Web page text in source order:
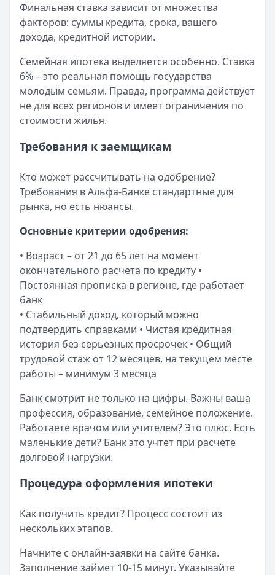
Финальная ставка зависит от множества
факторов: суммы кредита, срока, вашего
дохода, кредитной истории.
Семейная ипотека выделяется особенно. Ставка
6% – это реальная помощь государства
молодым семьям. Правда, программа действует
не для всех регионов и имеет ограничения по
стоимости жилья.
Требования к заемщикам
Кто может рассчитывать на одобрение?
Требования в Альфа-Банке стандартные для
рынка, но есть нюансы.
Основные критерии одобрения:
• Возраст – от 21 до 65 лет на момент
окончательного расчета по кредиту •
Постоянная прописка в регионе, где работает
банк
• Стабильный доход, который можно
подтвердить справками • Чистая кредитная
история без серьезных просрочек • Общий
трудовой стаж от 12 месяцев, на текущем месте
работы – минимум 3 месяца
Банк смотрит не только на цифры. Важны ваша
профессия, образование, семейное положение.
Работаете врачом или учителем? Это плюс. Есть
маленькие дети? Банк это учтет при расчете
долговой нагрузки.
Процедура оформления ипотеки
Как получить кредит? Процесс состоит из
нескольких этапов.
Начните с онлайн-заявки на сайте банка.
Заполнение займет 10-15 минут. Указывайте